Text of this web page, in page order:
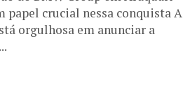
papel crucial nessa conquista A
orgulhosa em anunciar a